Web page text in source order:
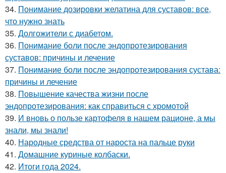
34. Понимание дозировки желатина для суставов: все,
что нужно знать
35. Долгожители с диабетом.
36. Понимание боли после эндопротезирования
суставов: причины и лечение
37. Понимание боли после эндопротезирования сустава:
причины и лечение
38. Повышение качества жизни после
эндопротезирования: как справиться с хромотой
39. И вновь о пользе картофеля в нашем рационе, а мы
знали, мы знали!
40. Народные средства от нароста на пальце руки
41. Домашние куриные колбаски.
42. Итоги года 2024.